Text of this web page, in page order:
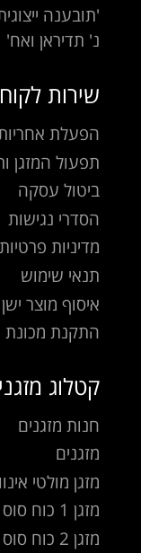
נ' תדיראן ואח'
שירות
הפעלת
תפעול המזגן
ביטול עסקה
הסדרי נגישות
מדיניות פרטיות
תנאי שימוש
איסוף מוצר
התקנת מכונת
קטלוג
חנות מזגנים
מזגנים
מזגן מולטי
מזגן 1 כוח סוס
מזגן 2 כוח סוס